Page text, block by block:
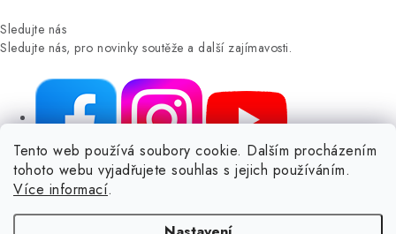
Tento web používá soubory cookie. Dalším procházením
tohoto webu vyjadřujete souhlas s jejich používáním.
Více informací.
Sledujte nás
Sledujte nás, pro novinky soutěže a další zajímavosti.
NIKARO, s.r.o.
- Dokoše.cz, Veselka 48, 259 01 Olbramovice -
Votice, ČESKÁ REPUBLIKA
Podle zákona o evidenci tržeb je prodávající povinen vystavit